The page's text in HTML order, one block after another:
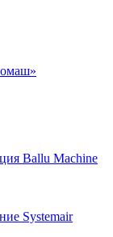
Ballu Machine
Systemair